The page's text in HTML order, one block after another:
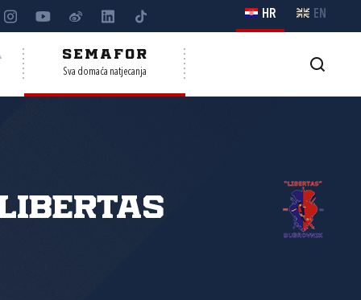
HR EN
SEMAFOR
Sva domaća natjecanja